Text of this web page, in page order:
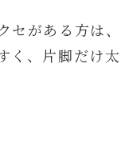
セがある方は
く、片脚だけ